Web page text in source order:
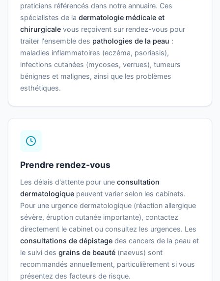
praticiens référencés dans notre annuaire. Ces
spécialistes de la dermatologie médicale et
chirurgicale vous reçoivent sur rendez-vous pour
traiter l'ensemble des pathologies de la peau :
maladies inflammatoires (eczéma, psoriasis),
infections cutanées (mycoses, verrues), tumeurs
bénignes et malignes, ainsi que les problèmes
esthétiques.
Prendre rendez-vous
Les délais d'attente pour une consultation
dermatologique peuvent varier selon les cabinets.
Pour une urgence dermatologique (réaction allergique
sévère, éruption cutanée importante), contactez
directement le cabinet ou consultez les urgences. Les
consultations de dépistage des cancers de la peau et
le suivi des grains de beauté (naevus) sont
recommandés annuellement, particulièrement si vous
présentez des facteurs de risque.